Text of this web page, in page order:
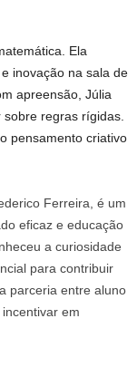
Ela
inovação na sala de
apreensão, Júlia
regras rígidas.
pensamento criativo
Ferreira, é um
eficaz e educação
a curiosidade
para contribuir
parceria entre aluno
em